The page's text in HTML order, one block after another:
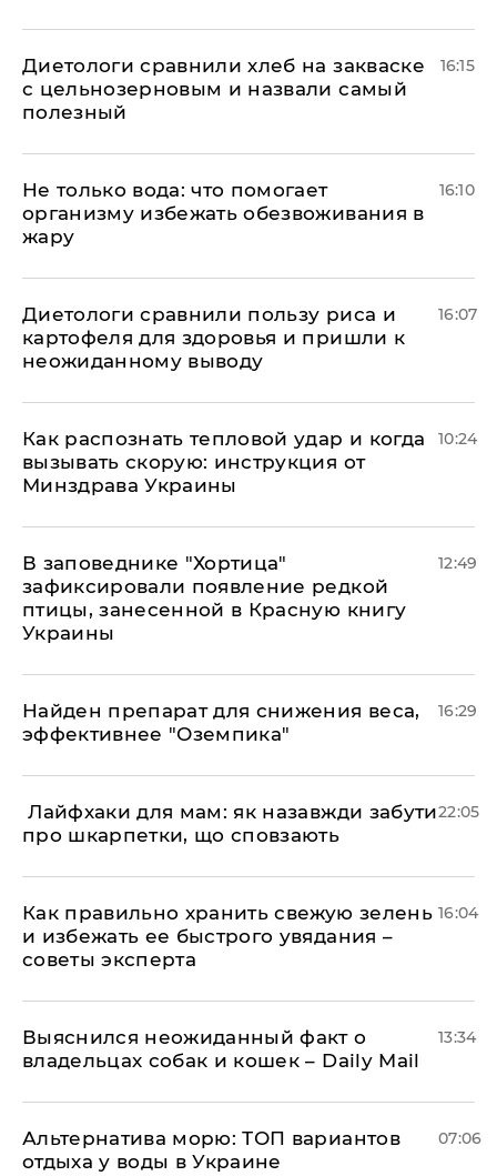
Диетологи сравнили хлеб на закваске
с цельнозерновым и назвали самый
полезный
16:15
Не только вода: что помогает
организму избежать обезвоживания в
жару
16:10
Диетологи сравнили пользу риса и
картофеля для здоровья и пришли к
неожиданному выводу
16:07
Как распознать тепловой удар и когда
вызывать скорую: инструкция от
Минздрава Украины
10:24
В заповеднике "Хортица"
зафиксировали появление редкой
птицы, занесенной в Красную книгу
Украины
12:49
Найден препарат для снижения веса,
эффективнее "Оземпика"
16:29
​ Лайфхаки для мам: як назавжди забути
про шкарпетки, що сповзають
22:05
Как правильно хранить свежую зелень
и избежать ее быстрого увядания –
советы эксперта
16:04
Выяснился неожиданный факт о
владельцах собак и кошек – Daily Mail
13:34
Альтернатива морю: ТОП вариантов
отдыха у воды в Украине
07:06